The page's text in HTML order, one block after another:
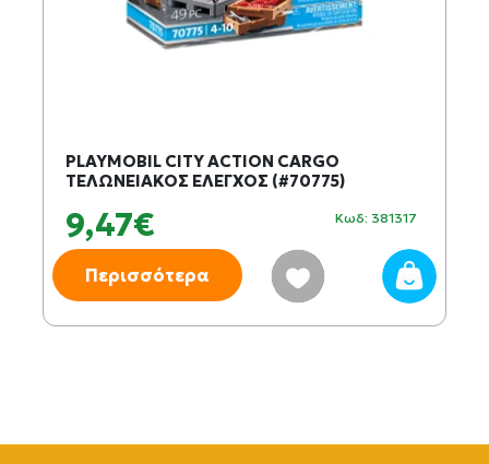
PLAYMOBIL CITY ACTION CARGO
ΤΕΛΩΝΕΙΑΚΟΣ ΕΛΕΓΧΟΣ (#70775)
9,47€ Κωδ: 381317
Περισσότερα